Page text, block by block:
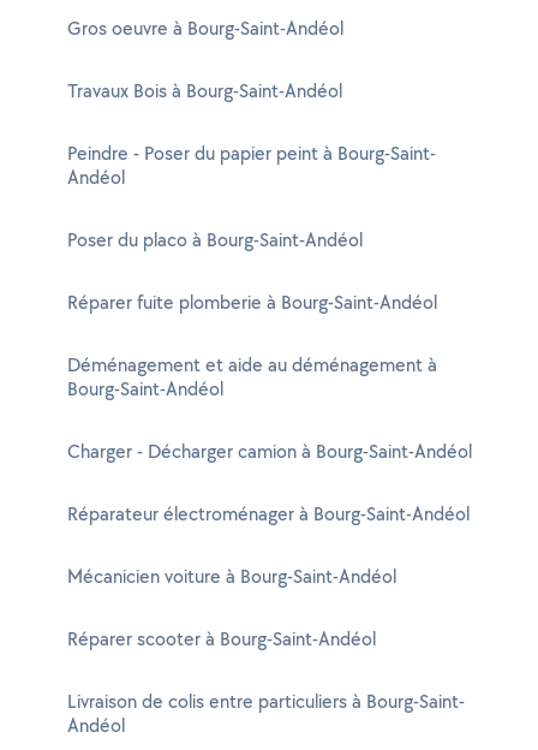
Gros oeuvre à Bourg-Saint-Andéol
Travaux Bois à Bourg-Saint-Andéol
Peindre - Poser du papier peint à Bourg-Saint-
Andéol
Poser du placo à Bourg-Saint-Andéol
Réparer fuite plomberie à Bourg-Saint-Andéol
Déménagement et aide au déménagement à
Bourg-Saint-Andéol
Charger - Décharger camion à Bourg-Saint-Andéol
Réparateur électroménager à Bourg-Saint-Andéol
Mécanicien voiture à Bourg-Saint-Andéol
Réparer scooter à Bourg-Saint-Andéol
Livraison de colis entre particuliers à Bourg-Saint-
Andéol